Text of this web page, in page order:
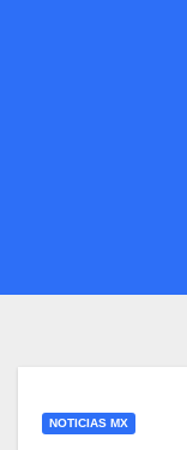
NOTICIAS MX